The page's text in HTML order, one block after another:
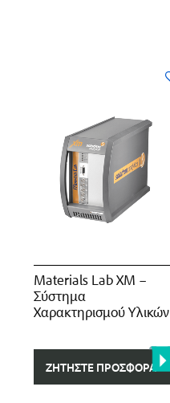
Materials Lab XM –
Σύστημα
Χαρακτηρισμού Υλικών
ΖΗΤΉΣΤΕ ΠΡΟΣΦΟΡΆ